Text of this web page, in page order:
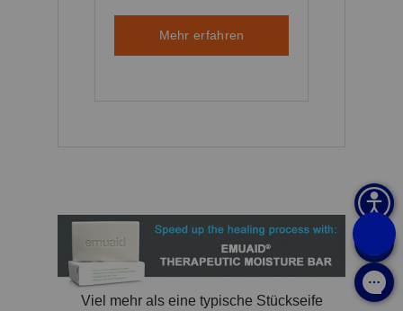
Mehr erfahren
Viel mehr als eine typische Stückseife